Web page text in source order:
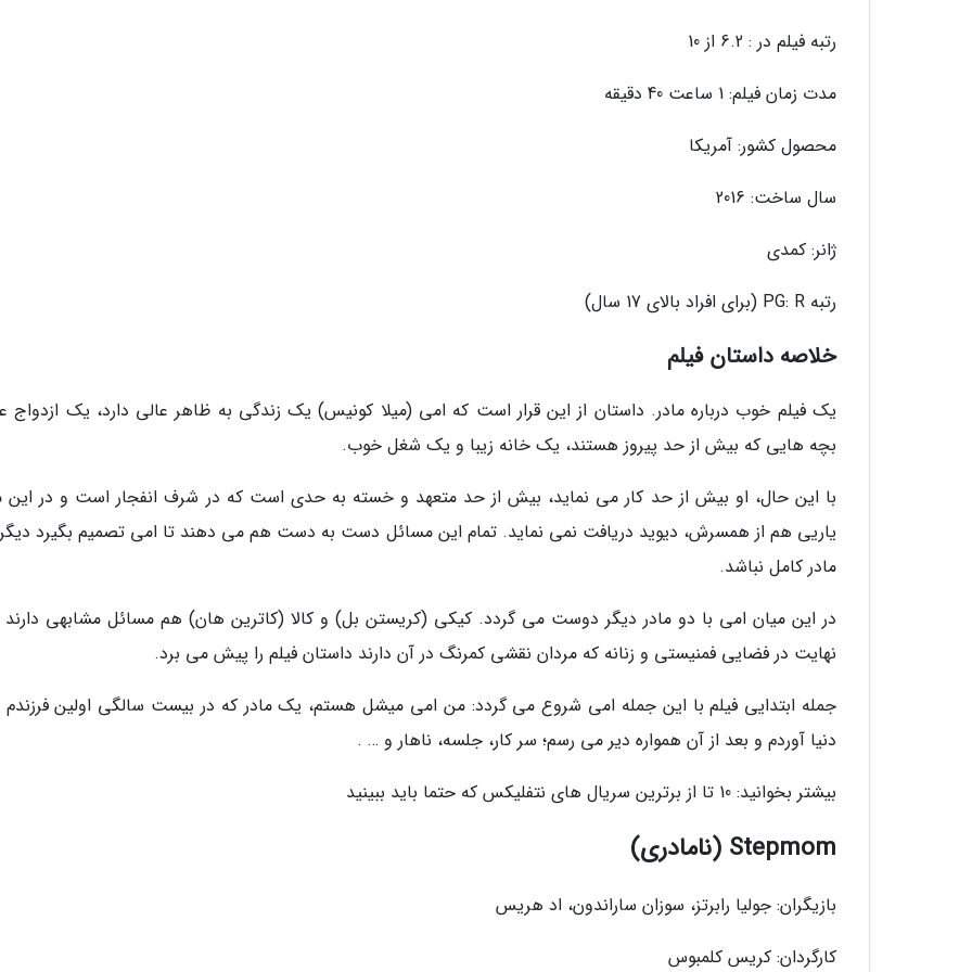
رتبه فیلم در : 6.2 از 10
مدت زمان فیلم: 1 ساعت 40 دقیقه
محصول کشور: آمریکا
سال ساخت: 2016
ژانر: کمدی
رتبه PG: R (برای افراد بالای 17 سال)
خلاصه داستان فیلم
یک فیلم خوب درباره مادر. داستان از این قرار است که امی (میلا کونیس) یک زندگی به ظاهر عالی دارد، یک ازدواج
بچه هایی که بیش از حد پیروز هستند، یک خانه زیبا و یک شغل خوب.
با این حال، او بیش از حد کار می نماید، بیش از حد متعهد و خسته به حدی است که در شرف انفجار است و در این
یاریی هم از همسرش، دیوید دریافت نمی نماید. تمام این مسائل دست به دست هم می دهند تا امی تصمیم بگیرد
مادر کامل نباشد.
در این میان امی با دو مادر دیگر دوست می گردد. کیکی (کریستن بل) و کالا (کاترین هان) هم مسائل مشابهی دارند
نهایت در فضایی فمنیستی و زنانه که مردان نقشی کمرنگ در آن دارند داستان فیلم را پیش می برد.
جمله ابتدایی فیلم با این جمله امی شروع می گردد: من امی میشل هستم، یک مادر که در بیست سالگی اولین فرزندم
دنیا آوردم و بعد از آن همواره دیر می رسم؛ سر کار، جلسه، ناهار و … .
بیشتر بخوانید: 10 تا از برترین سریال های نتفلیکس که حتما باید ببینید
Stepmom (نامادری)
بازیگران: جولیا رابرتز، سوزان ساراندون، اد هریس
کارگردان: کریس کلمبوس